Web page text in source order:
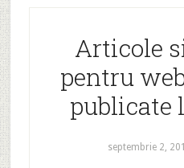
Articole
pentru
publicate
septembrie 2,